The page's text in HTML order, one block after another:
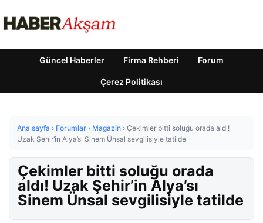
Güncel Haberler Firma Rehberi Forum
Çerez Politikası
Ana sayfa › Forumlar › Magazin › Çekimler bitti soluğu orada aldı!
Uzak Şehir’in Alya’sı Sinem Ünsal sevgilisiyle tatilde
Çekimler bitti soluğu orada
aldı! Uzak Şehir’in Alya’sı
Sinem Ünsal sevgilisiyle tatilde